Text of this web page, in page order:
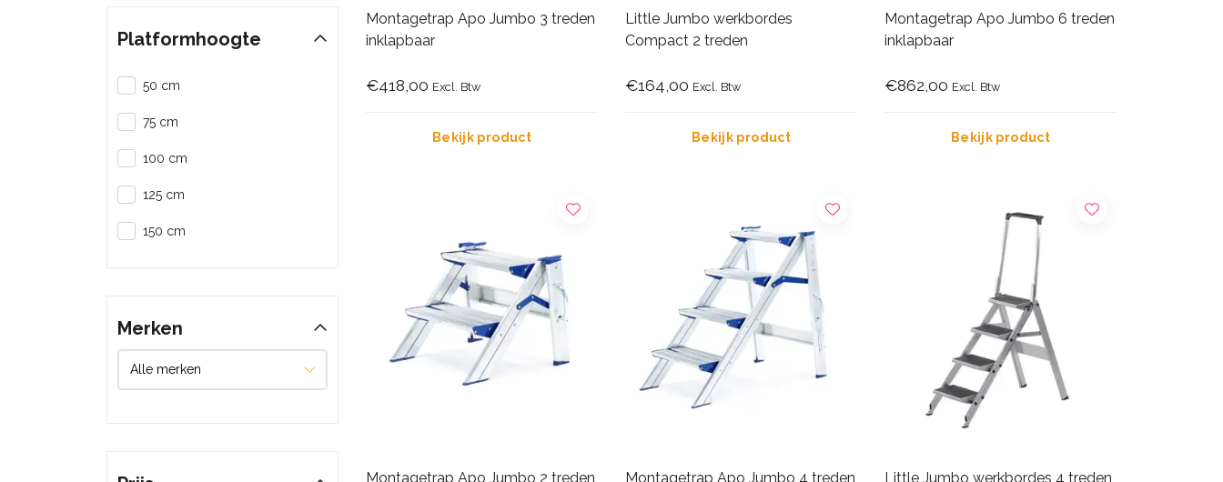
Montagetrap Apo Jumbo 3 treden
inklapbaar
€418,00 Excl. Btw
Bekijk product
Little Jumbo werkbordes
Compact 2 treden
€164,00 Excl. Btw
Bekijk product
Montagetrap Apo Jumbo 6 treden
inklapbaar
€862,00 Excl. Btw
Bekijk product
Montagetrap Apo Jumbo 2 treden
Montagetrap Apo Jumbo 4 treden
Little Jumbo werkbordes 4 treden
Platformhoogte
50 cm
75 cm
100 cm
125 cm
150 cm
Merken